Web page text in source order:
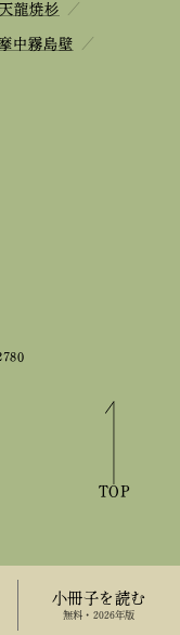
小冊子を読む
無料・2026年版
天龍焼杉 ／
中霧島壁 ／
TOP